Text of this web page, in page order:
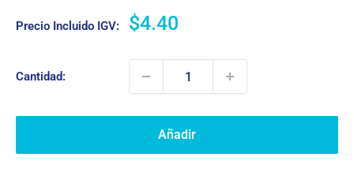
Precio Incluido IGV:
Precio
venta
$4.40
Cantidad:
Añadir